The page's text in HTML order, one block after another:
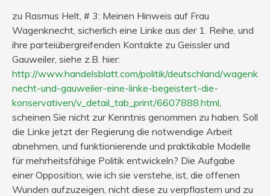
zu Rasmus Helt, # 3: Meinen Hinweis auf Frau
Wagenknecht, sicherlich eine Linke aus der 1. Reihe, und
ihre parteiübergreifenden Kontakte zu Geissler und
Gauweiler, siehe z.B. hier:
http://www.handelsblatt.com/politik/deutschland/wagenk
necht-und-gauweiler-eine-linke-begeistert-die-
konservativen/v_detail_tab_print/6607888.html
scheinen Sie nicht zur Kenntnis genommen zu haben. Soll
die Linke jetzt der Regierung die notwendige Arbeit
abnehmen, und funktionierende und praktikable Modelle
für mehrheitsfähige Politik entwickeln? Die Aufgabe
einer Opposition, wie ich sie verstehe, ist, die offenen
Wunden aufzuzeigen, nicht diese zu verpflastern und zu